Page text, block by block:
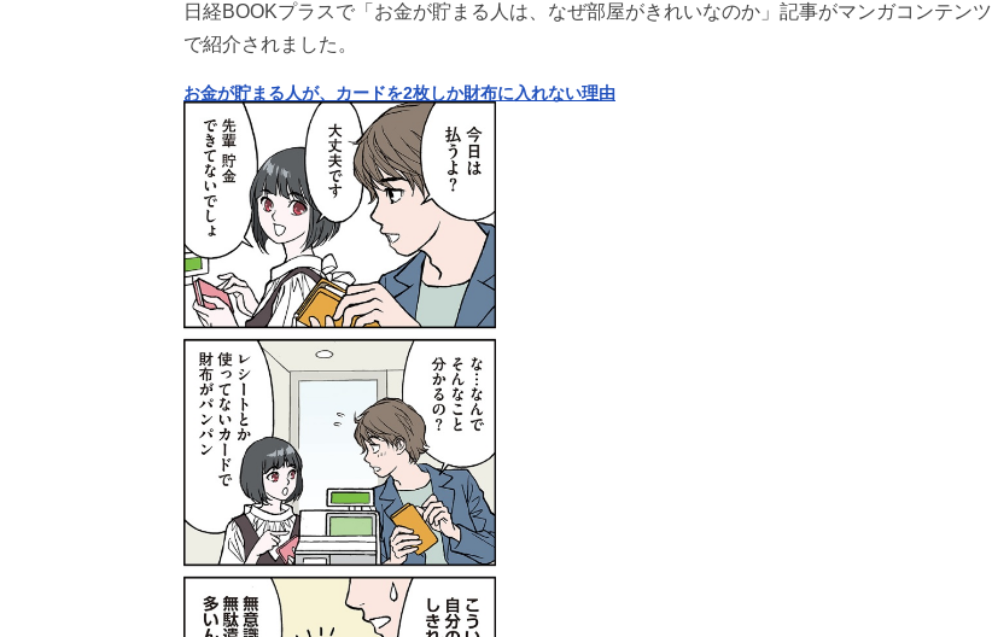
日経BOOKプラスで「お金が貯まる人は、なぜ部屋がきれいなのか」記事がマンガコンテンツ
で紹介されました。
お金が貯まる人が、カードを2枚しか財布に入れない理由